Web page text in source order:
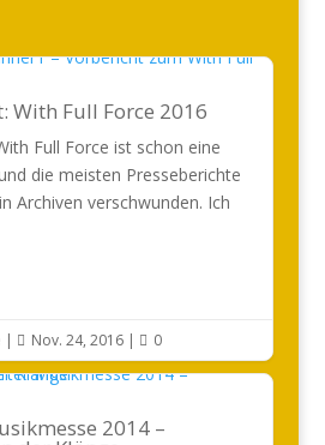
With Full Force 2016
Full Force ist schon eine
die meisten Presseberichte
Archiven verschwunden. Ich
|  Nov. 24, 2016|  0
2014 –